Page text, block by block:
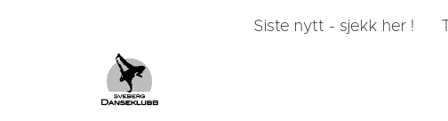
Siste nytt - sjekk her !